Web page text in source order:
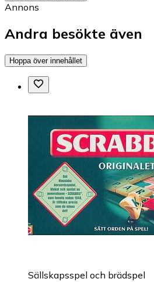
Annons
Andra besökte även
Hoppa över innehållet
Sällskapsspel och brädspel